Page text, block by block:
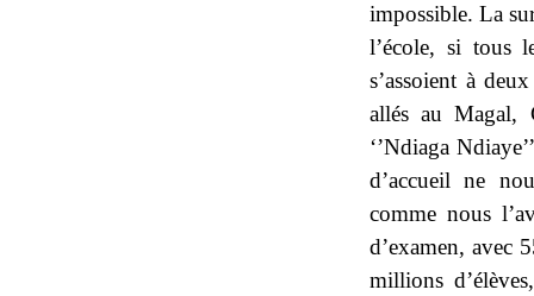
impossible. La
l’école, si tous
s’assoient à
allés au Magal,
‘’Ndiaga
d’accueil ne
comme nous
d’examen, avec
millions